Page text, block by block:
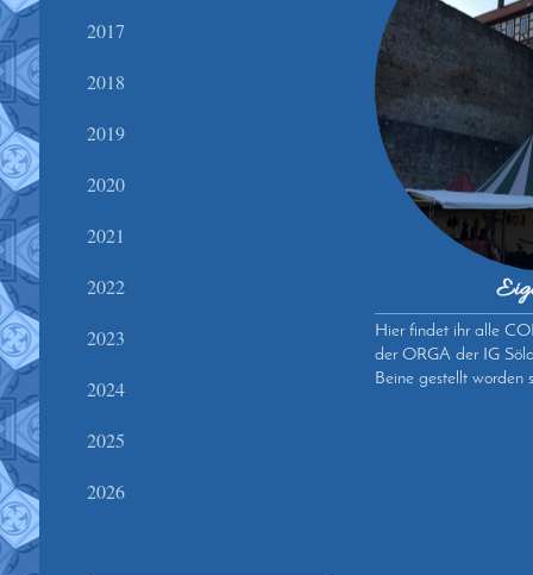
Hier findet ihr alle
der ORGA der IG
Beine gestellt worden
2017
2018
2019
2020
2021
2022
2023
2024
2025
2026